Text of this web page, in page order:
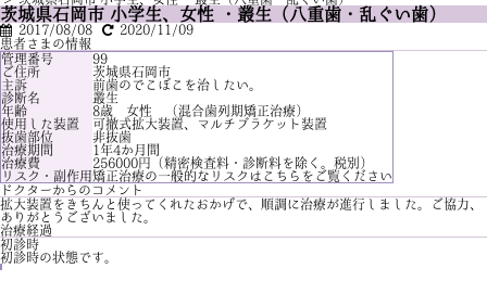
茨城県石岡市 小学生、女性 ・叢生（八重歯・乱ぐい歯）
2017/08/08
2020/11/09
患者さまの情報
管理番号
99
ご住所
茨城県石岡市
主訴
前歯のでこぼこを治したい。
診断名
叢生
年齢
8歳 女性 （混合歯列期矯正治療）
使用した装置
可撤式拡大装置、マルチブラケット装置
抜歯部位
非抜歯
治療期間
1年4か月間
治療費
256000円（精密検査料・診断料を除く。税別）
リスク・副作用矯正治療の一般的なリスクは こちら をご覧ください
ドクターからのコメント
拡大装置をきちんと使ってくれたおかげで、順調に治療が進行しました。ご協力、
ありがとうございました。
治療経過
初診時
初診時の状態です。